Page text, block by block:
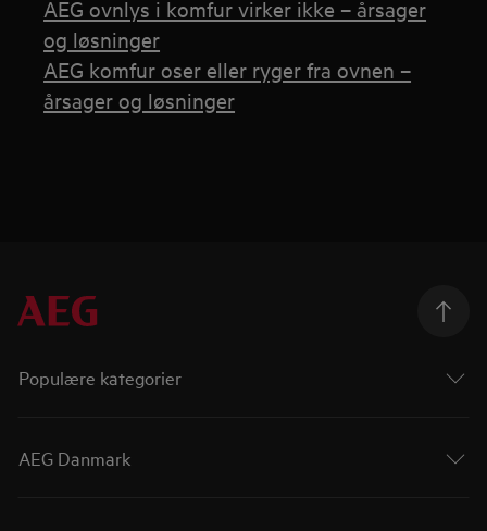
AEG ovnlys i komfur virker ikke – årsager
og løsninger
AEG komfur oser eller ryger fra ovnen –
årsager og løsninger
Populære kategorier
AEG Danmark